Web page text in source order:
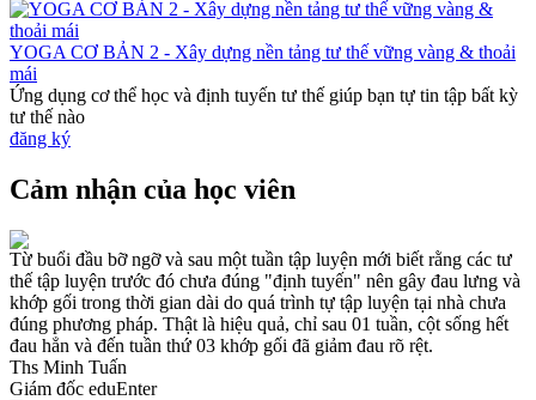
YOGA CƠ BẢN 2 - Xây dựng nền tảng tư thế vững vàng & thoải
mái
Ứng dụng cơ thể học và định tuyến tư thế giúp bạn tự tin tập bất kỳ
tư thế nào
đăng ký
Cảm nhận của học viên
Từ buổi đầu bỡ ngỡ và sau một tuần tập luyện mới biết rằng các tư
thế tập luyện trước đó chưa đúng "định tuyến" nên gây đau lưng và
khớp gối trong thời gian dài do quá trình tự tập luyện tại nhà chưa
đúng phương pháp. Thật là hiệu quả, chỉ sau 01 tuần, cột sống hết
đau hẳn và đến tuần thứ 03 khớp gối đã giảm đau rõ rệt.
Ths Minh Tuấn
Giám đốc eduEnter